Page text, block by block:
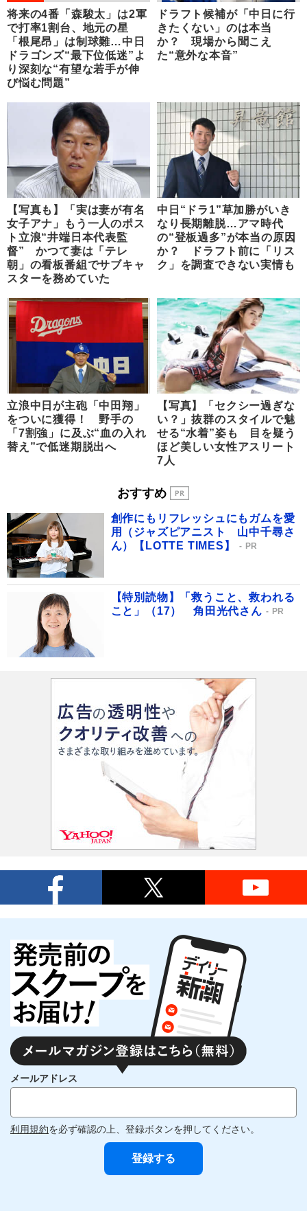
将来の4番「森駿太」は2軍
で打率1割台、地元の星
「根尾昂」は制球難…中日
ドラゴンズ“最下位低迷”よ
り深刻な“有望な若手が伸
び悩む問題”
ドラフト候補が「中日に行
きたくない」のは本当
か？ 現場から聞こえ
た“意外な本音”
【写真も】「実は妻が有名
女子アナ」もう一人のポス
ト立浪“井端日本代表監
督” かつて妻は「テレ
朝」の看板番組でサブキャ
スターを務めていた
中日“ドラ1”草加勝がいき
なり長期離脱…アマ時代
の“登板過多”が本当の原因
か？ ドラフト前に「リス
ク」を調査できない実情も
立浪中日が主砲「中田翔」
をついに獲得！ 野手の
「7割強」に及ぶ“血の入れ
替え”で低迷期脱出へ
【写真】「セクシー過ぎな
い？」抜群のスタイルで魅
せる“水着”姿も 目を疑う
ほど美しい女性アスリート
7人
おすすめ
創作にもリフレッシュにもガムを愛
用（ジャズピアニスト 山中千尋さ
ん）【LOTTE TIMES】
PR
【特別読物】「救うこと、救われる
こと」（17） 角田光代さん
PR
メールアドレス
利用規約を必ず確認の上、登録ボタンを押してください。